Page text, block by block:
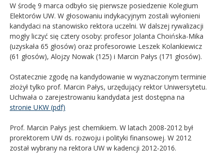
W środę 9 marca odbyło się pierwsze posiedzenie Kolegium
Elektorów UW. W głosowaniu indykacyjnym zostali wyłonieni
kandydaci na stanowisko rektora uczelni. W dalszej rywalizacji
mogły liczyć się cztery osoby: profesor Jolanta Choińska-Mika
(uzyskała 65 głosów) oraz profesorowie Leszek Kolankiewicz
(61 głosów), Alojzy Nowak (125) i Marcin Pałys (171 głosów).
Ostatecznie zgodę na kandydowanie w wyznaczonym terminie
złożył tylko prof. Marcin Pałys, urzędujący rektor Uniwersytetu.
Uchwała o zarejestrowaniu kandydata jest dostępna na
stronie UKW (pdf)
Prof. Marcin Pałys jest chemikiem. W latach 2008-2012 był
prorektorem UW ds. rozwoju i polityki finansowej. W 2012
został wybrany na rektora UW w kadencji 2012-2016.